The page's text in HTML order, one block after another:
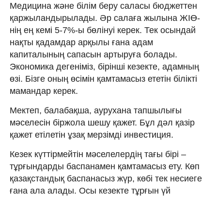
Медицина және білім беру саласы бюджеттен
қаржыландырылады. Әр салаға жылына ЖІӨ-
нің ең кемі 5-7%-ы бөлінуі керек. Тек осындай
нақты қадамдар арқылы ғана адам
капиталының сапасын артыруға болады.
Экономика дегеніміз, бірінші кезекте, адамның
өзі. Бізге оның өсімін қамтамасыз ететін білікті
мамандар керек.
Мектеп, балабақша, аурухана тапшылығы
мәселесін біржола шешу қажет. Бұл дәл қазір
қажет етілетін ұзақ мерзімді инвестиция.
Кезек күттірмейтін мәселелердің тағы бірі –
тұрғындарды баспанамен қамтамасыз ету. Көп
қазақстандық баспанасыз жүр, көбі тек несиеге
ғана ала алады. Осы кезекте тұрғын үй